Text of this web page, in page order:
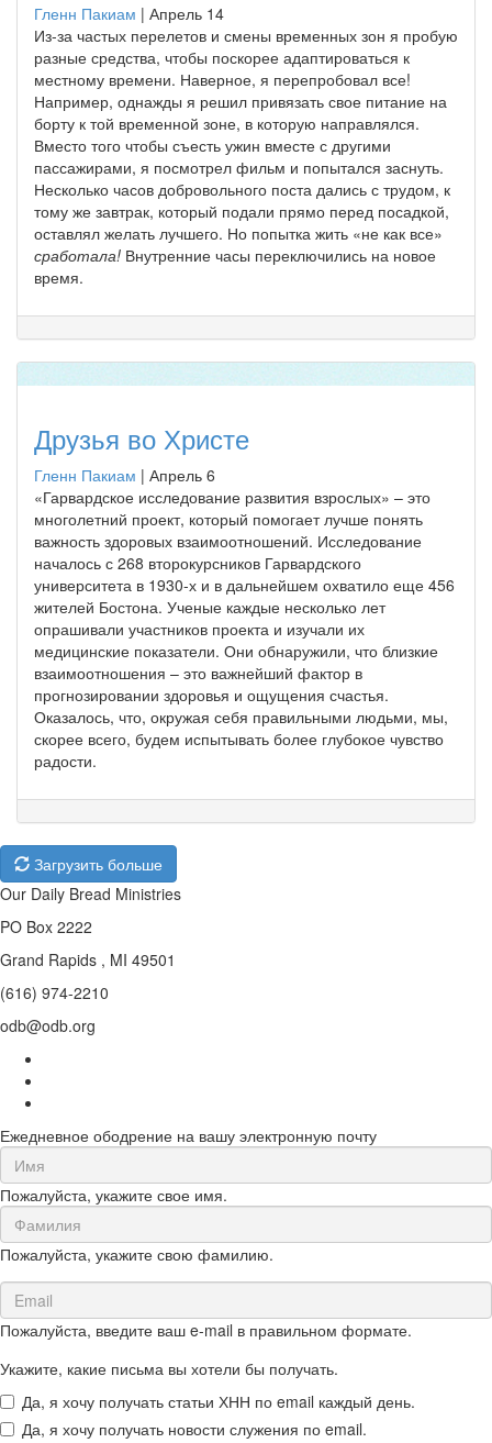
Гленн Пакиам | Апрель 14
Из-за частых перелетов и смены временных зон я пробую
разные средства, чтобы поскорее адаптироваться к
местному времени. Наверное, я перепробовал все!
Например, однажды я решил привязать свое питание на
борту к той временной зоне, в которую направлялся.
Вместо того чтобы съесть ужин вместе с другими
пассажирами, я посмотрел фильм и попытался заснуть.
Несколько часов добровольного поста дались с трудом, к
тому же завтрак, который подали прямо перед посадкой,
оставлял желать лучшего. Но попытка жить «не как все»
сработала! Внутренние часы переключились на новое
время.
Друзья во Христе
Гленн Пакиам | Апрель 6
«Гарвардское исследование развития взрослых» – это
многолетний проект, который помогает лучше понять
важность здоровых взаимоотношений. Исследование
началось с 268 второкурсников Гарвардского
университета в 1930-х и в дальнейшем охватило еще 456
жителей Бостона. Ученые каждые несколько лет
опрашивали участников проекта и изучали их
медицинские показатели. Они обнаружили, что близкие
взаимоотношения – это важнейший фактор в
прогнозировании здоровья и ощущения счастья.
Оказалось, что, окружая себя правильными людьми, мы,
скорее всего, будем испытывать более глубокое чувство
радости.
Загрузить больше
Our Daily Bread Ministries
PO Box 2222
Grand Rapids , MI 49501
(616) 974-2210
odb@odb.org
Ежедневное ободрение на вашу электронную почту
First
Name
(required)
Пожалуйста, укажите свое имя.
Last
Name
(required)
Пожалуйста, укажите свою фамилию.
Email
(required)
Пожалуйста, введите ваш e-mail в правильном формате.
Укажите, какие письма вы хотели бы получать.
Да, я хочу получать статьи ХНН по email каждый день.
Да, я хочу получать новости служения по email.